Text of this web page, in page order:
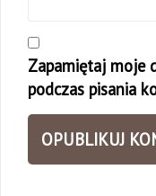
Zapamiętaj moje
podczas pisania